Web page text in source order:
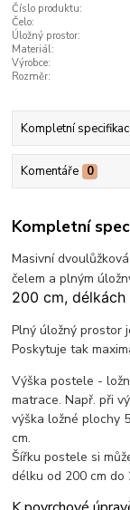
Číslo produktu:
Čelo:
Úložný prostor:
Materiál:
Výrobce:
Rozměr:
Kompletní
Komentáře 0
Kompletní
Masivní
čelem a plným
200 cm,
Plný úložný prostor
Poskytuje tak
Výška postele -
matrace. Např. při
výška ložné plochy
cm.
Šířku postele si
délku od 200 cm do